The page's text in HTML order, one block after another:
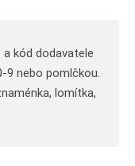
kód dodavatele
nebo pomlčkou.
lomítka,